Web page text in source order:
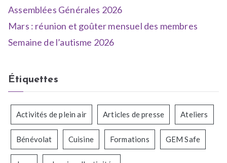
Assemblées Générales 2026
Mars : réunion et goûter mensuel des membres
Semaine de l’autisme 2026
Étiquettes
Activités de plein air Articles de presse Ateliers
Bénévolat Cuisine Formations GEM Safe